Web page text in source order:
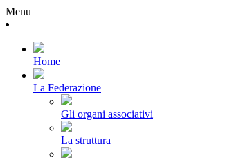
Menu
Home
La Federazione
Gli organi associativi
La struttura